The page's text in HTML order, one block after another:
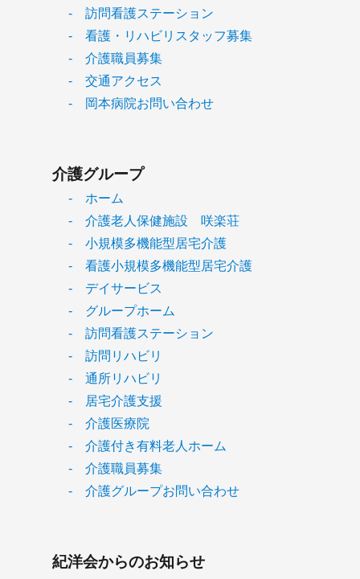
- 訪問看護ステーション
- 看護・リハビリスタッフ募集
- 介護職員募集
- 交通アクセス
- 岡本病院お問い合わせ
介護グループ
- ホーム
- 介護老人保健施設 咲楽荘
- 小規模多機能型居宅介護
- 看護小規模多機能型居宅介護
- デイサービス
- グループホーム
- 訪問看護ステーション
- 訪問リハビリ
- 通所リハビリ
- 居宅介護支援
- 介護医療院
- 介護付き有料老人ホーム
- 介護職員募集
- 介護グループお問い合わせ
紀洋会からのお知らせ